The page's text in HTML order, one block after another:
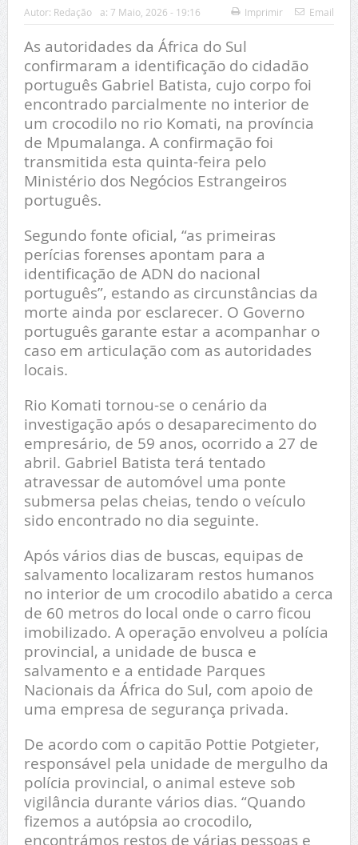
Autor: Redação a: 7 Maio, 2026 - 19:16 Imprimir Email
As autoridades da África do Sul
confirmaram a identificação do cidadão
português Gabriel Batista, cujo corpo foi
encontrado parcialmente no interior de
um crocodilo no rio Komati, na província
de Mpumalanga. A confirmação foi
transmitida esta quinta-feira pelo
Ministério dos Negócios Estrangeiros
português.
Segundo fonte oficial, “as primeiras
perícias forenses apontam para a
identificação de ADN do nacional
português”, estando as circunstâncias da
morte ainda por esclarecer. O Governo
português garante estar a acompanhar o
caso em articulação com as autoridades
locais.
Rio Komati tornou-se o cenário da
investigação após o desaparecimento do
empresário, de 59 anos, ocorrido a 27 de
abril. Gabriel Batista terá tentado
atravessar de automóvel uma ponte
submersa pelas cheias, tendo o veículo
sido encontrado no dia seguinte.
Após vários dias de buscas, equipas de
salvamento localizaram restos humanos
no interior de um crocodilo abatido a cerca
de 60 metros do local onde o carro ficou
imobilizado. A operação envolveu a polícia
provincial, a unidade de busca e
salvamento e a entidade Parques
Nacionais da África do Sul, com apoio de
uma empresa de segurança privada.
De acordo com o capitão Pottie Potgieter,
responsável pela unidade de mergulho da
polícia provincial, o animal esteve sob
vigilância durante vários dias. “Quando
fizemos a autópsia ao crocodilo,
encontrámos restos de várias pessoas e